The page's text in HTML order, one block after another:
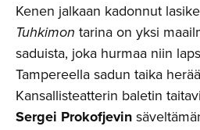
Kenen jalkaan kadonnut
Tuhkimon tarina on yksi
saduista, joka hurmaa niin
Tampereella sadun taika
Kansallisteatterin baletin
Sergei Prokofjevin